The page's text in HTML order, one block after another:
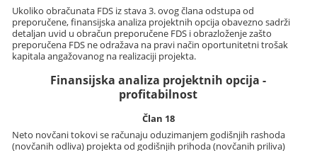
Ukoliko obračunata FDS iz stava 3. ovog člana odstupa od
preporučene, finansijska analiza projektnih opcija obavezno sadrži
detaljan uvid u obračun preporučene FDS i obrazloženje zašto
preporučena FDS ne odražava na pravi način oportunitetni trošak
kapitala angažovanog na realizaciji projekta.
Finansijska analiza projektnih opcija -
profitabilnost
Član 18
Neto novčani tokovi se računaju oduzimanjem godišnjih rashoda
(novčanih odliva) projekta od godišnjih prihoda (novčanih priliva)